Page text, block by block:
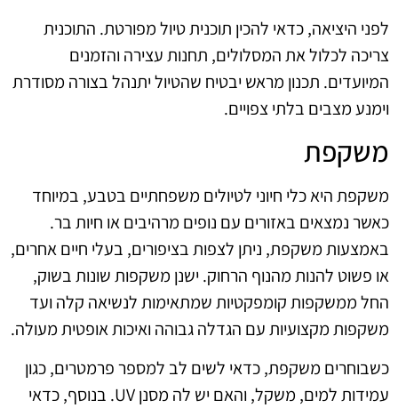
לפני היציאה, כדאי להכין תוכנית טיול מפורטת. התוכנית
צריכה לכלול את המסלולים, תחנות עצירה והזמנים
המיועדים. תכנון מראש יבטיח שהטיול יתנהל בצורה מסודרת
וימנע מצבים בלתי צפויים.
משקפת
משקפת היא כלי חיוני לטיולים משפחתיים בטבע, במיוחד
כאשר נמצאים באזורים עם נופים מרהיבים או חיות בר.
באמצעות משקפת, ניתן לצפות בציפורים, בעלי חיים אחרים,
או פשוט להנות מהנוף הרחוק. ישנן משקפות שונות בשוק,
החל ממשקפות קומפקטיות שמתאימות לנשיאה קלה ועד
משקפות מקצועיות עם הגדלה גבוהה ואיכות אופטית מעולה.
כשבוחרים משקפת, כדאי לשים לב למספר פרמטרים, כגון
עמידות למים, משקל, והאם יש לה מסנן UV. בנוסף, כדאי